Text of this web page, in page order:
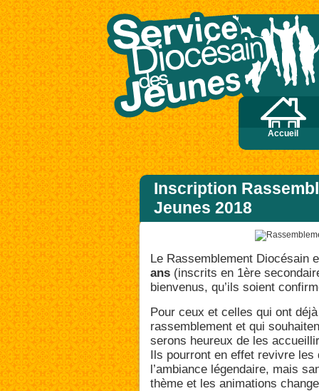
foi. Amen, je vous le dis : si vous avez de la foi gros comme une
Accueil
Inscription
Jeunes 2018
Le Rassemblement Diocésain
ans (inscrits en 1ère
bienvenus, qu’ils soient
Pour ceux et celles qui ont
rassemblement et qui
serons heureux de les
Ils pourront en effet revivre
l’ambiance légendaire, mais
thème et les animations